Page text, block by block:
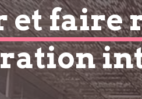
et faire